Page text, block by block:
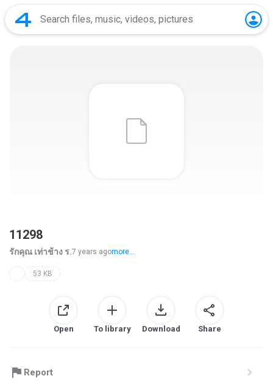
11298
รักคุณ เท่าช้าง ร.7 years agomore...
53 KB
Open To library Download Share
Report